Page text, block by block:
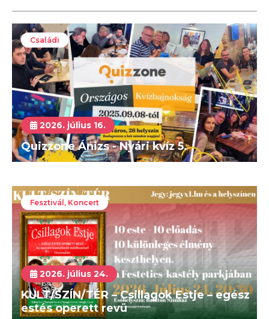
Családi
2026. július 16.
Quizzone Ánizs - Nyári kvíz 5.
Fesztivál, Koncert
2026. július 24.
KULT/SZÍN/TÉR – Csillagok Estje – egész
estés operett revü